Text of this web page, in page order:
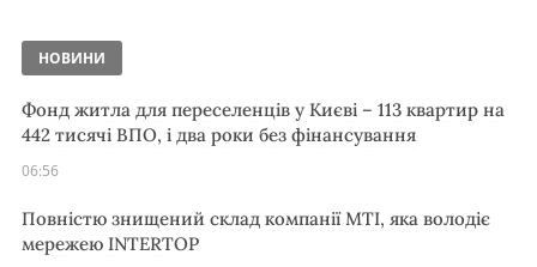
НОВИНИ
Фонд житла для переселенців у Києві – 113 квартир на
442 тисячі ВПО, і два роки без фінансування
06:56
Повністю знищений склад компанії MTI, яка володіє
мережею INTERTOP